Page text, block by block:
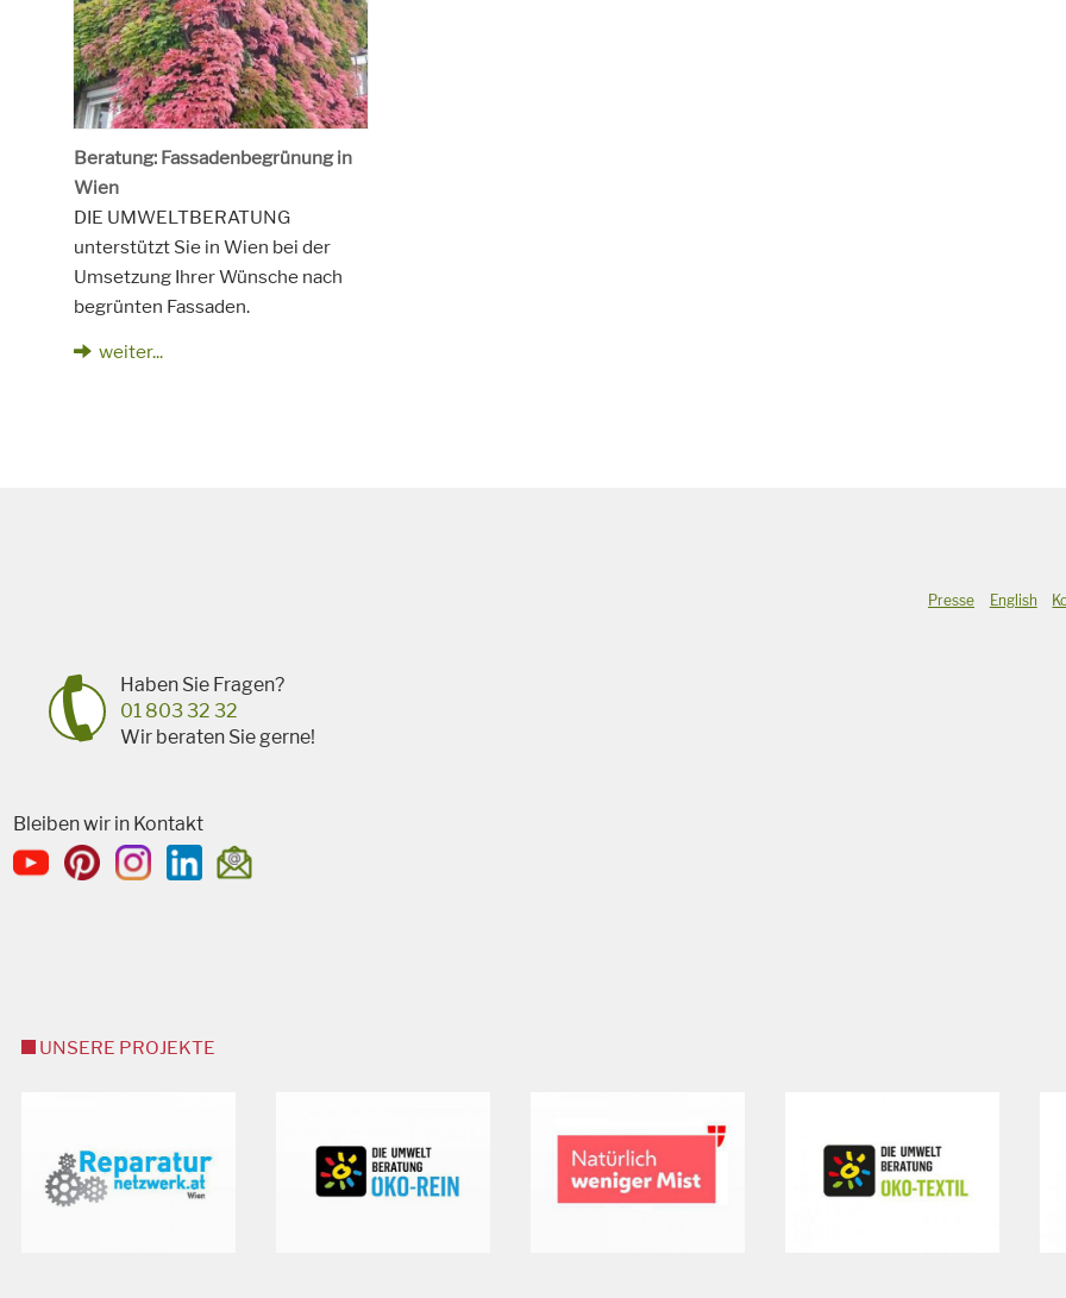
Beratung: Fassadenbegrünung in
Wien
DIE UMWELTBERATUNG
unterstützt Sie in Wien bei der
Umsetzung Ihrer Wünsche nach
begrünten Fassaden.
weiter...
Presse English
Haben Sie Fragen?
01 803 32 32
Wir beraten Sie gerne!
Bleiben wir in Kontakt
UNSERE PROJEKTE